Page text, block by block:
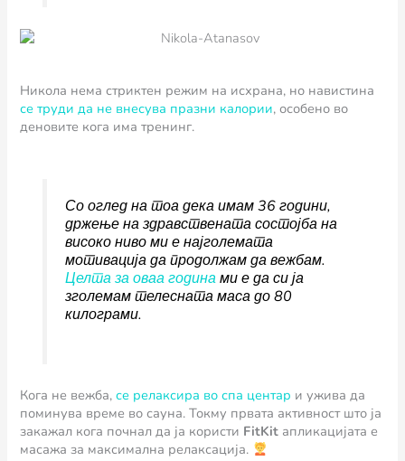
Никола нема стриктен режим на исхрана, но навистина
се труди да не внесува празни калории, особено во
деновите кога има тренинг.
Со оглед на тоа дека имам 36 години,
држење на здравствената состојба на
високо ниво ми е најголемата
мотивација да продолжам да вежбам.
Целта за оваа годинами е да си ја
зголемам телесната маса до 80
килограми.
Кога не вежба,се релаксира во спа центар и ужива да
поминува време во сауна. Токму првата активност што ја
закажал кога почнал да ја користи FitKit апликацијата е
масажа за максимална релаксација.